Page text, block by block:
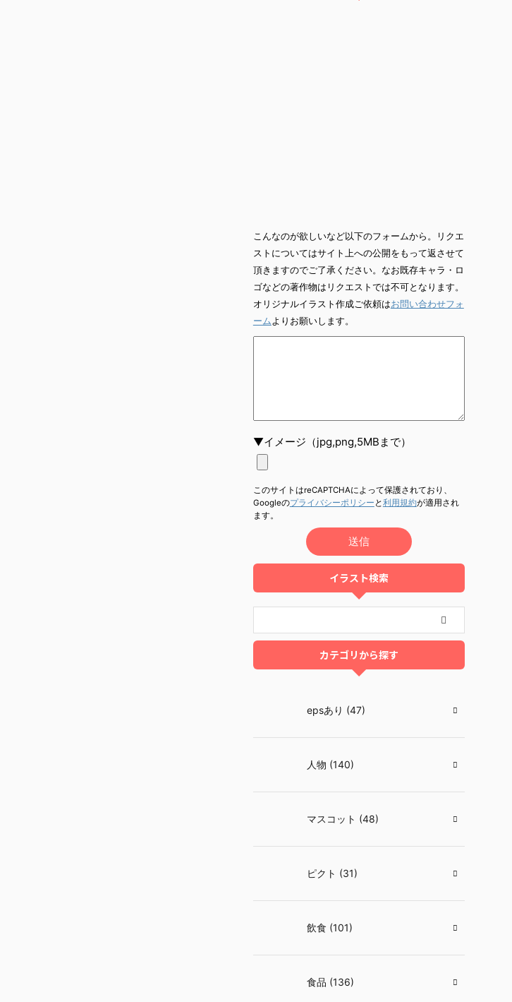
こんなのが欲しいなど以下のフォームから。リクエ
ストについてはサイト上への公開をもって返させて
頂きますのでご了承ください。なお既存キャラ・ロ
ゴなどの著作物はリクエストでは不可となります。
オリジナルイラスト作成ご依頼はお問い合わせフォ
ーム よりお願いします。
▼イメージ（jpg,png,5MBまで）
このサイトはreCAPTCHAによって保護されており、
Googleのプライバシーポリシー と利用規約が適用され
ます。
イラスト検索
カテゴリから探す
epsあり (47)
人物 (140)
マスコット (48)
ピクト (31)
飲食 (101)
食品 (136)